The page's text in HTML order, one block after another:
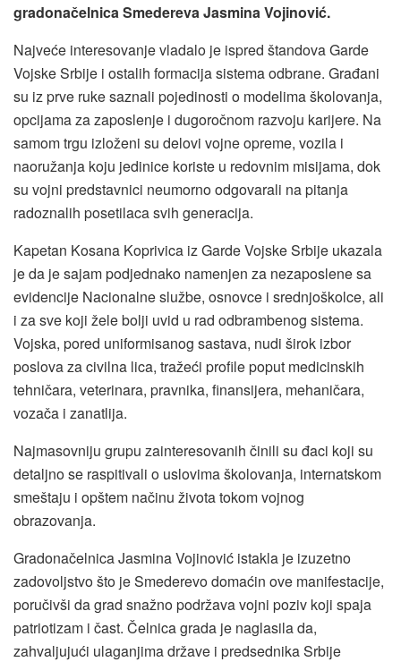
gradonačelnica Smedereva Jasmina Vojinović.
Najveće interesovanje vladalo je ispred štandova Garde
Vojske Srbije i ostalih formacija sistema odbrane. Građani
su iz prve ruke saznali pojedinosti o modelima školovanja,
opcijama za zaposlenje i dugoročnom razvoju karijere. Na
samom trgu izloženi su delovi vojne opreme, vozila i
naoružanja koju jedinice koriste u redovnim misijama, dok
su vojni predstavnici neumorno odgovarali na pitanja
radoznalih posetilaca svih generacija.
Kapetan Kosana Koprivica iz Garde Vojske Srbije ukazala
je da je sajam podjednako namenjen za nezaposlene sa
evidencije Nacionalne službe, osnovce i srednjoškolce, ali
i za sve koji žele bolji uvid u rad odbrambenog sistema.
Vojska, pored uniformisanog sastava, nudi širok izbor
poslova za civilna lica, tražeći profile poput medicinskih
tehničara, veterinara, pravnika, finansijera, mehaničara,
vozača i zanatlija.
Najmasovniju grupu zainteresovanih činili su đaci koji su
detaljno se raspitivali o uslovima školovanja, internatskom
smeštaju i opštem načinu života tokom vojnog
obrazovanja.
Gradonačelnica Jasmina Vojinović istakla je izuzetno
zadovoljstvo što je Smederevo domaćin ove manifestacije,
poručivši da grad snažno podržava vojni poziv koji spaja
patriotizam i čast. Čelnica grada je naglasila da,
zahvaljujući ulaganjima države i predsednika Srbije